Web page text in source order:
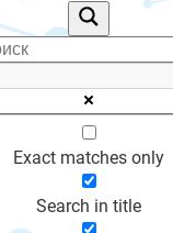
Exact matches only
Search in title